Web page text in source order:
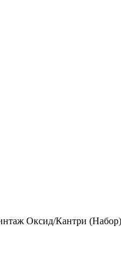
Оксид/Кантри (Набор)